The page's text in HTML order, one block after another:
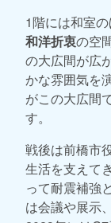
1階には和室
和洋折衷の空
の大広間が広
かな雰囲気を
がこの大広間
す。
戦後は前橋市
生活を支えて
って耐震補強
は会議や展示